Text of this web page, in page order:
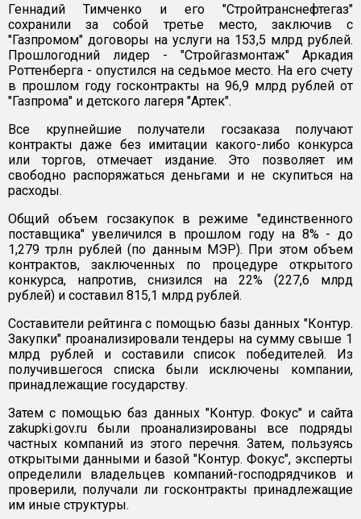
Геннадий Тимченко и его "Стройтранснефтегаз"
сохранили за собой третье место, заключив с
"Газпромом" договоры на услуги на 153,5 млрд рублей.
Прошлогодний лидер - "Стройгазмонтаж" Аркадия
Роттенберга - опустился на седьмое место. На его счету
в прошлом году госконтракты на 96,9 млрд рублей от
"Газпрома" и детского лагеря "Артек".
Все крупнейшие получатели госзаказа получают
контракты даже без имитации какого-либо конкурса
или торгов, отмечает издание. Это позволяет им
свободно распоряжаться деньгами и не скупиться на
расходы.
Общий объем госзакупок в режиме "единственного
поставщика" увеличился в прошлом году на 8% - до
1,279 трлн рублей (по данным МЭР). При этом объем
контрактов, заключенных по процедуре открытого
конкурса, напротив, снизился на 22% (227,6 млрд
рублей) и составил 815,1 млрд рублей.
Составители рейтинга с помощью базы данных "Контур.
Закупки" проанализировали тендеры на сумму свыше 1
млрд рублей и составили список победителей. Из
получившегося списка были исключены компании,
принадлежащие государству.
Затем с помощью баз данных "Контур. Фокус" и сайта
zakupki.gov.ru были проанализированы все подряды
частных компаний из этого перечня. Затем, пользуясь
открытыми данными и базой "Контур. Фокус", эксперты
определили владельцев компаний-господрядчиков и
проверили, получали ли госконтракты принадлежащие
им иные структуры.